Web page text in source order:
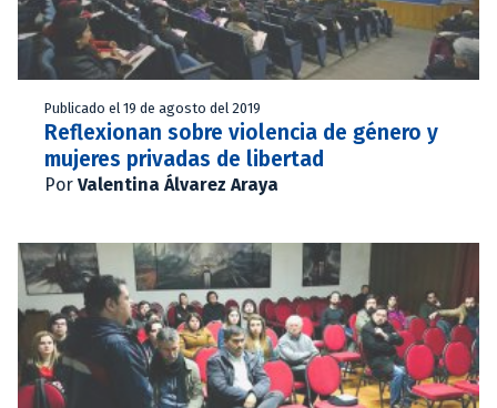
Publicado el 19 de agosto del 2019
Reflexionan sobre violencia de género y
mujeres privadas de libertad
Por Valentina Álvarez Araya